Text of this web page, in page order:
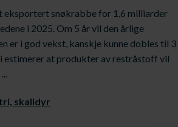
eksportert snøkrabbe for 1,6 milliarder
i 2025. Om 5 år vil den årlige
er i god vekst, kanskje kunne dobles til 3
estimerer at produkter av restråstoff vil
skalldyr